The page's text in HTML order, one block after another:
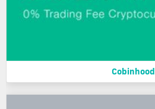
Cobinhood